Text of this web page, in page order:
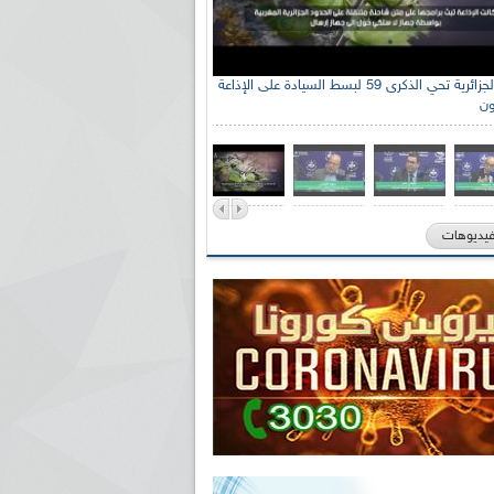
الإذاعة الجزائرية تحي الذكرى 59 لبسط السيادة على الإذاعة